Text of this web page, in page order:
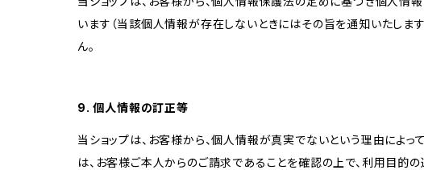
います（当該個人情報が存在しないときにはその旨を通知いたしま
ん。
9. 個人情報の訂正等
当ショップは、お客様から、個人情報が真実でないという理由によ
は、お客様ご本人からのご請求であることを確認の上で、利用目的